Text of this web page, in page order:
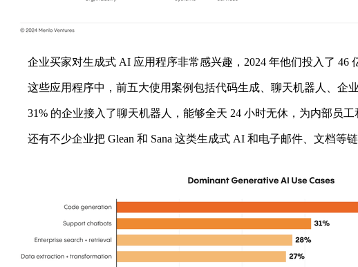
企业买家对生成式 AI 应用程序非常感兴趣，2024 年他们投入了 46
这些应用程序中，前五大使用案例包括代码生成、聊天机器人、企
31% 的企业接入了聊天机器人，能够全天 24 小时无休，为内部员工
还有不少企业把 Glean 和 Sana 这类生成式 AI 和电子邮件、文档等